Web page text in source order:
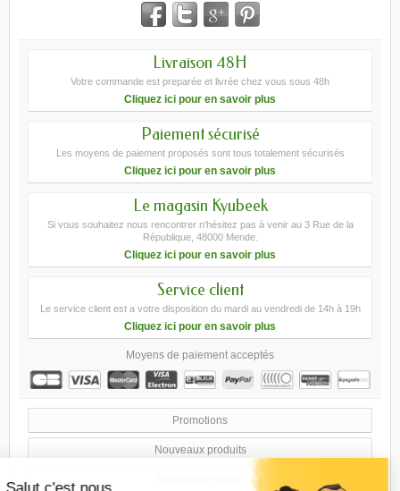
Livraison 48H
Votre commande est preparée et livrée chez vous sous 48h
Cliquez ici pour en savoir plus
Paiement sécurisé
Les moyens de paiement proposés sont tous totalement sécurisés
Cliquez ici pour en savoir plus
Le magasin Kyubeek
Si vous souhaitez nous rencontrer n'hésitez pas à venir au 3 Rue de la
République, 48000 Mende.
Cliquez ici pour en savoir plus
Service client
Le service client est a votre disposition du mardi au vendredi de 14h à 19h
Cliquez ici pour en savoir plus
Moyens de paiement acceptés
Promotions
Nouveaux produits